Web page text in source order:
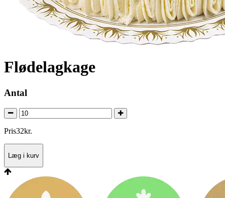
Flødelagkage
Antal
Pris32kr.
Læg i kurv